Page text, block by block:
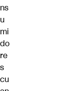
ns
u
mi
do
re
s
cu